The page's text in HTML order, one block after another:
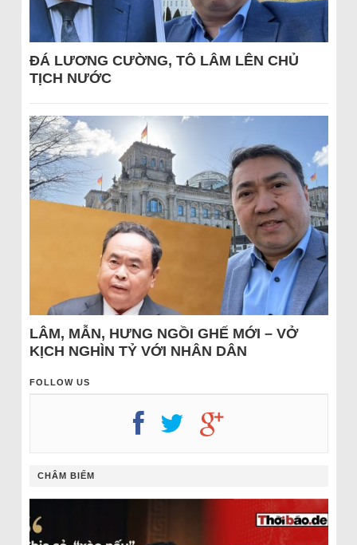
ĐÁ LƯƠNG CƯỜNG, TÔ LÂM LÊN CHỦ
TỊCH NƯỚC
LÂM, MẪN, HƯNG NGỒI GHẾ MỚI – VỞ
KỊCH NGHÌN TỶ VỚI NHÂN DÂN
FOLLOW US
CHÂM BIẾM